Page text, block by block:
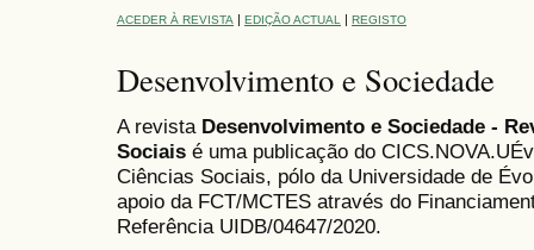
ACEDER À REVISTA EDIÇÃO ACTUAL REGISTO
Desenvolvimento e Sociedade
A revista Desenvolvimento e Sociedade -
Sociais é uma publicação do
Ciências Sociais, pólo da Universidade de
apoio da FCT/MCTES através do
Referência UIDB/04647/2020.